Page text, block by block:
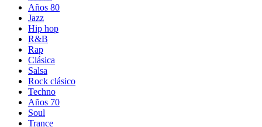
Años 80
Jazz
Hip hop
R&B
Rap
Clásica
Salsa
Rock clásico
Techno
Años 70
Soul
Trance